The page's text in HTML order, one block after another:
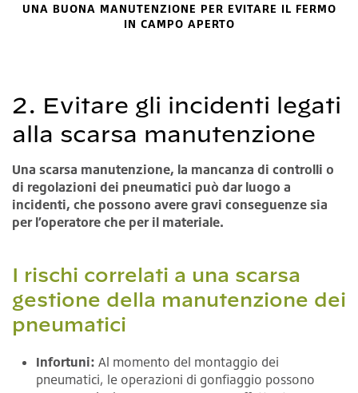
UNA BUONA MANUTENZIONE PER EVITARE IL FERMO
IN CAMPO APERTO
2. Evitare gli incidenti legati
alla scarsa manutenzione
Una scarsa manutenzione, la mancanza di controlli o
di regolazioni dei pneumatici può dar luogo a
incidenti, che possono avere gravi conseguenze sia
per l’operatore che per il materiale.
I rischi correlati a una scarsa
gestione della manutenzione dei
pneumatici
Infortuni: Al momento del montaggio dei
pneumatici, le operazioni di gonfiaggio possono